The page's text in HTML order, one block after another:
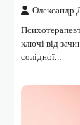
Олександр
ключі від
солідної…